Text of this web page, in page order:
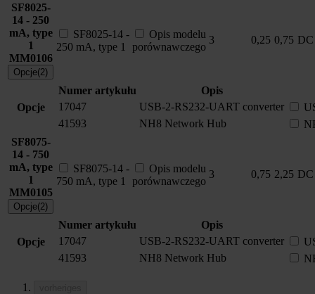
SF8025-
14 - 250
mA, type
1
MM0106
Opcje(2)
SF8025-14 -
250 mA, type 1
Opis modelu
porównawczego
3 0,25 0,75 DC
Opcje
Numer artykułu
Opis
17047
USB-2-RS232-UART converter
41593
NH8 Network Hub
SF8075-
14 - 750
mA, type
1
MM0105
Opcje(2)
SF8075-14 -
750 mA, type 1
Opis modelu
porównawczego
3 0,75 2,25 DC
Opcje
Numer artykułu
Opis
17047
USB-2-RS232-UART converter
41593
NH8 Network Hub